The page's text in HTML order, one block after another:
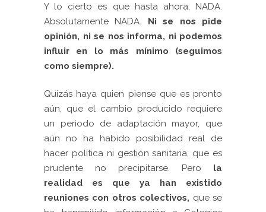
Y lo cierto es que hasta ahora, NADA.
Absolutamente NADA. Ni se nos pide
opinión, ni se nos informa, ni podemos
influir en lo más mínimo (seguimos
como siempre).
Quizás haya quien piense que es pronto
aún, que el cambio producido requiere
un periodo de adaptación mayor, que
aún no ha habido posibilidad real de
hacer política ni gestión sanitaria, que es
prudente no precipitarse. Pero la
realidad es que ya han existido
reuniones con otros colectivos, que se